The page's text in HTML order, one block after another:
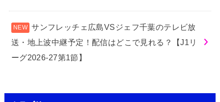
サンフレッチェ広島VSジェフ千葉のテレビ放
送・地上波中継予定！配信はどこで見れる？【J1リ
ーグ2026-27第1節】